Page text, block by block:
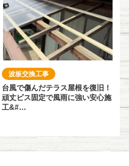
波板交換工事
台風で傷んだテラス屋根を復旧！
頑丈ビス固定で風雨に強い安心施
工&#…